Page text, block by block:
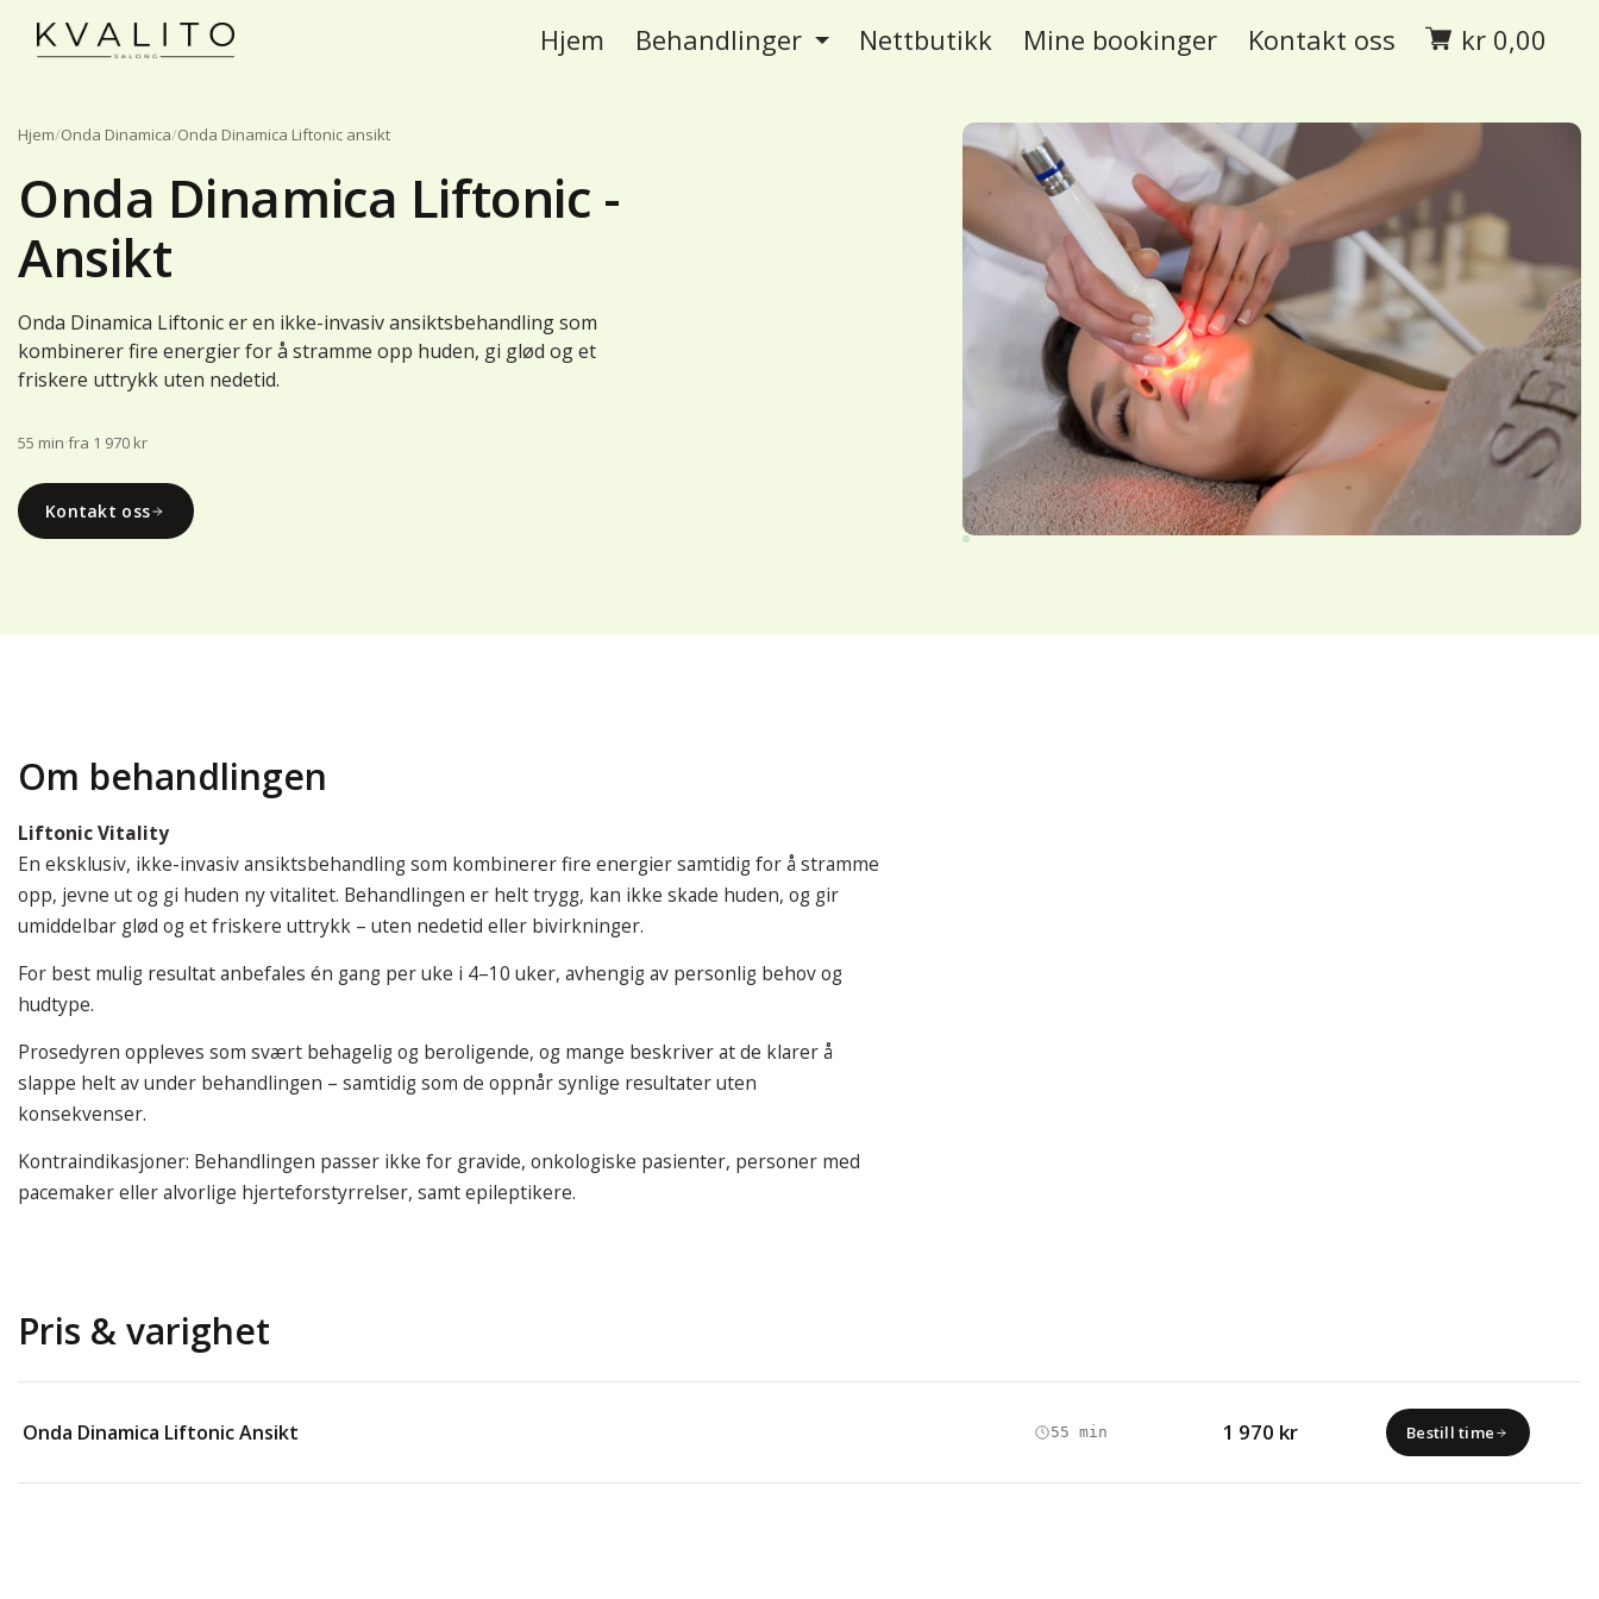
Main Navigation Hjem Behandlinger Nettbutikk Mine bookinger Kontakt oss kr 0,00
Hjem/Onda Dinamica/Onda Dinamica Liftonic ansikt
Onda Dinamica Liftonic -
Ansikt
Onda Dinamica Liftonic er en ikke-invasiv ansiktsbehandling som
kombinerer fire energier for å stramme opp huden, gi glød og et
friskere uttrykk uten nedetid.
55 min·fra 1 970 kr
Kontakt oss
Om behandlingen
Liftonic Vitality
En eksklusiv, ikke-invasiv ansiktsbehandling som kombinerer fire energier samtidig for å stramme
opp, jevne ut og gi huden ny vitalitet. Behandlingen er helt trygg, kan ikke skade huden, og gir
umiddelbar glød og et friskere uttrykk – uten nedetid eller bivirkninger.
For best mulig resultat anbefales én gang per uke i 4–10 uker, avhengig av personlig behov og
hudtype.
Prosedyren oppleves som svært behagelig og beroligende, og mange beskriver at de klarer å
slappe helt av under behandlingen – samtidig som de oppnår synlige resultater uten
konsekvenser.
Kontraindikasjoner: Behandlingen passer ikke for gravide, onkologiske pasienter, personer med
pacemaker eller alvorlige hjerteforstyrrelser, samt epileptikere.
Pris & varighet
Onda Dinamica Liftonic Ansikt 55 min 1 970 kr Bestill time